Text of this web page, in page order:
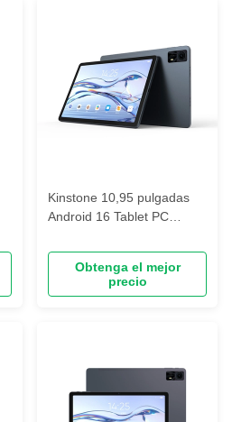
Kinstone 10,95 pulgadas
Android 16 Tablet PC
Incell, 6GB+128GB
Obtenga el mejor
precio